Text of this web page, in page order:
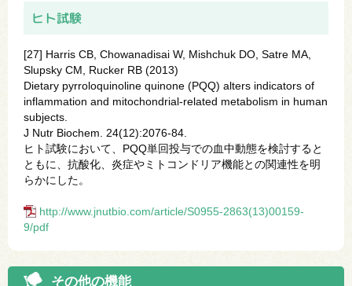
ヒト試験
[27] Harris CB, Chowanadisai W, Mishchuk DO, Satre MA,
Slupsky CM, Rucker RB (2013)
Dietary pyrroloquinoline quinone (PQQ) alters indicators of
inflammation and mitochondrial-related metabolism in human
subjects.
J Nutr Biochem. 24(12):2076-84.
ヒト試験において、PQQ単回投与での血中動態を検討すると
ともに、抗酸化、炎症やミトコンドリア機能との関連性を明
らかにした。
http://www.jnutbio.com/article/S0955-2863(13)00159-
9/pdf
その他の機能